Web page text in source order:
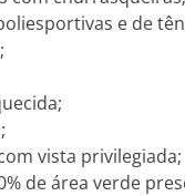
e de
vista privilegiada;
de área verde